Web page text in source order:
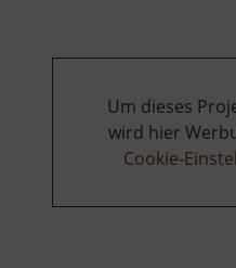
Um dieses
wird hier
Cookie-